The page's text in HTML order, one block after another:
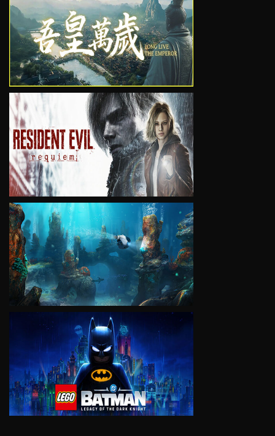
VIEW
VIEW
VIEW
VIEW